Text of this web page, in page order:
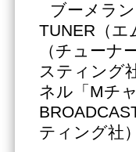
ブーメラ
TUNER（エ
（チューナ
スティング
ネル「Mチ
ティング社